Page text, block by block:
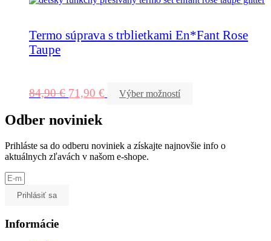
Termo súprava s trblietkami En*Fant Rose
Taupe
84,90€ 71,90 € Výber možností
Odber noviniek
Prihláste sa do odberu noviniek a získajte najnovšie info o
aktuálnych zľavách v našom e-shope.
Prihlásiť sa
Informácie